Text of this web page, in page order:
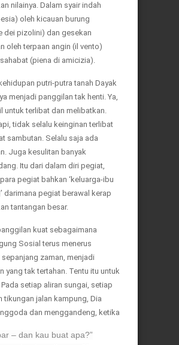
nilainya. Dalam syair indah
oleh kicauan burung
dei pizolini) dan gesekan
oleh terpaan angin (il vento)
(piena di amicizia).
putri-putra tanah Dayak
menjadi panggilan tak henti. Ya,
untuk terlibat dan melibatkan.
tidak selalu keinginan terlibat
sambutan. Selalu saja ada
Juga kesulitan banyak
Itu dari dalam diri pegiat,
pegiat bahkan ‘keluarga-ibu
darimana pegiat berawal kerap
tantangan besar.
kuat sebagaimana
Sosial terus menerus
sepanjang zaman, menjadi
yang tak tertahan. Tentu itu untuk
setiap aliran sungai, setiap
tikungan jalan kampung, Dia
dan menggandeng, ketika
– dan kau buat apa?”